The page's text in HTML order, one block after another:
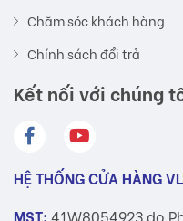
Chăm sóc khách hàng
Chính sách đổi trả
Kết nối với chúng
HỆ THỐNG CỬA HÀNG
MST: 41W8054923 do